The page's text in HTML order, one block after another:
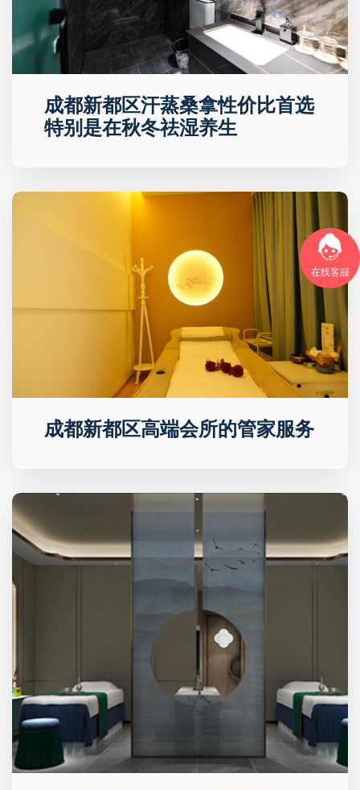
在线客服
成都新都区汗蒸桑拿性价比首选
特别是在秋冬祛湿养生
成都新都区高端会所的管家服务